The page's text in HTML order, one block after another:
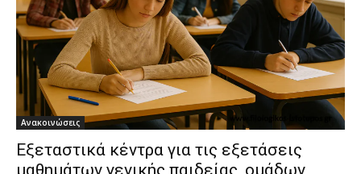
Ανακοινώσεις
Εξεταστικά κέντρα για τις εξετάσεις
μαθημάτων γενικής παιδείας, ομάδων